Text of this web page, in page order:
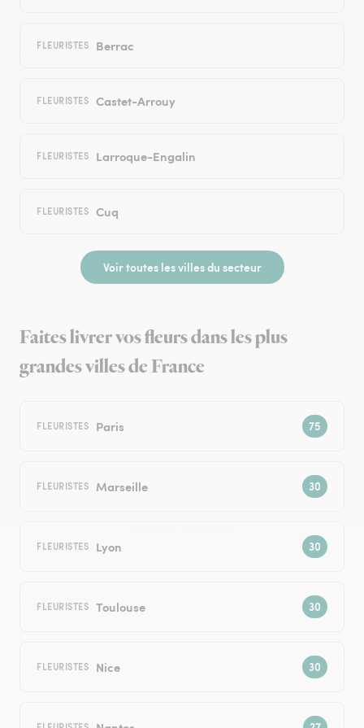
FLEURISTES Berrac
FLEURISTES Castet-Arrouy
FLEURISTES Larroque-Engalin
FLEURISTES Cuq
Voir toutes les villes du secteur
Faites livrer vos fleurs dans les plus
grandes villes de France
FLEURISTES Paris
FLEURISTES Marseille
FLEURISTES Lyon
FLEURISTES Toulouse
FLEURISTES Nice